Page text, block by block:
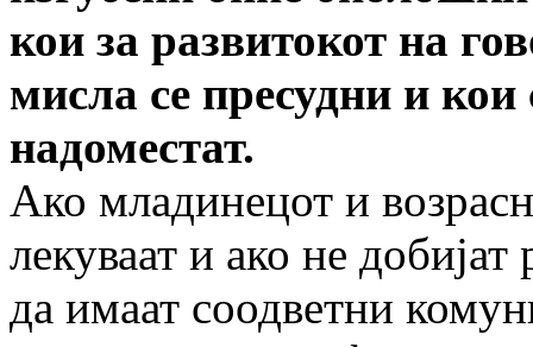
кои за развитокот на
мисла се пресудни и
надоместат.
Ако младинецот и
лекуваат и ако не
да имаат соодветни